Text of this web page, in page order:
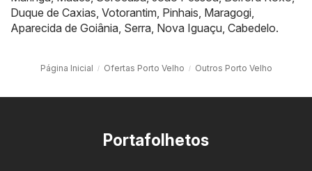
Duque de Caxias Votorantim Pinhais Maragogi
Aparecida de Goiânia Serra Nova Iguaçu Cabedelo.
Página Inicial Ofertas Porto Velho Outros Porto Velho
Portafolhetos